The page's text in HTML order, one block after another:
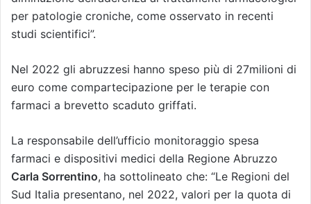
per patologie croniche, come osservato in recenti
studi scientifici”.
Nel 2022 gli abruzzesi hanno speso più di 27milioni di
euro come compartecipazione per le terapie con
farmaci a brevetto scaduto griffati.
La responsabile dell’ufficio monitoraggio spesa
farmaci e dispositivi medici della Regione Abruzzo
Carla Sorrentino, ha sottolineato che: “Le Regioni del
Sud Italia presentano, nel 2022, valori per la quota di